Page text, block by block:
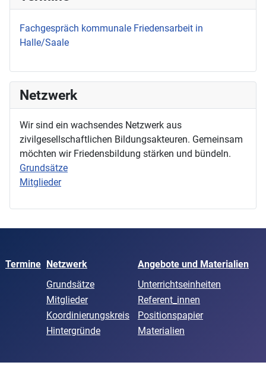
Fachgespräch kommunale Friedensarbeit in
Halle/Saale
Netzwerk
Wir sind ein wachsendes Netzwerk aus
zivilgesellschaftlichen Bildungsakteuren. Gemeinsam
möchten wir Friedensbildung stärken und bündeln.
Grundsätze
Mitglieder
Termine Netzwerk
Angebote und Materialien
Grundsätze
Unterrichtseinheiten
Mitglieder
Referent_innen
Koordinierungskreis
Positionspapier
Hintergründe
Materialien